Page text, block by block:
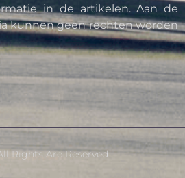
in de artikelen. Aan de
kunnen geen rechten worden
Rights Are Reserved